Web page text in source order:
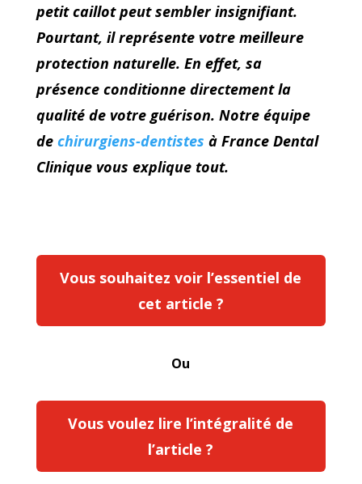
petit caillot peut sembler insignifiant.
Pourtant, il représente votre meilleure
protection naturelle. En effet, sa
présence conditionne directement la
qualité de votre guérison. Notre équipe
de chirurgiens-dentistes à France Dental
Clinique vous explique tout.
Vous souhaitez voir l’essentiel de
cet article ?
Ou
Vous voulez lire l’intégralité de
l’article ?